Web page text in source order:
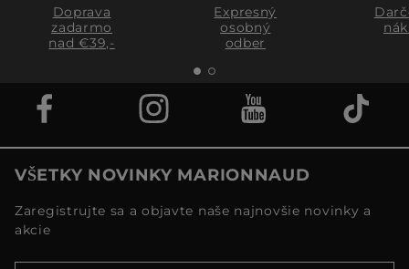
Doprava
zadarmo
nad €39,-
Expresný
osobný
odber
VŠETKY NOVINKY MARIONNAUD
Zaregistrujte sa a objavte naše najnovšie novinky a
akcie